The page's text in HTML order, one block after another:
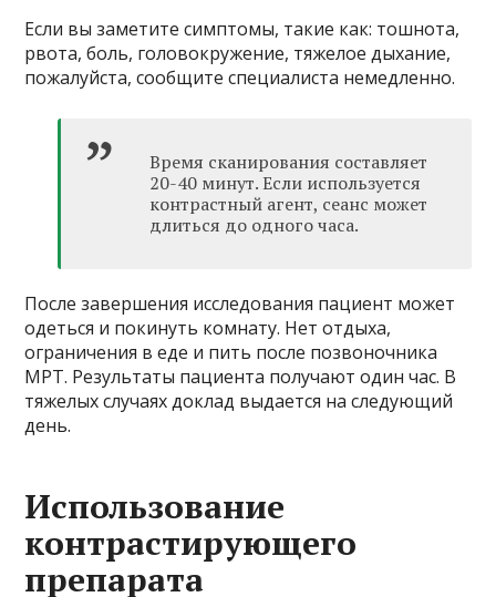
Если вы заметите симптомы, такие как: тошнота,
рвота, боль, головокружение, тяжелое дыхание,
пожалуйста, сообщите специалиста немедленно.
Время сканирования составляет
20-40 минут. Если используется
контрастный агент, сеанс может
длиться до одного часа.
После завершения исследования пациент может
одеться и покинуть комнату. Нет отдыха,
ограничения в еде и пить после позвоночника
МРТ. Результаты пациента получают один час. В
тяжелых случаях доклад выдается на следующий
день.
Использование
контрастирующего
препарата